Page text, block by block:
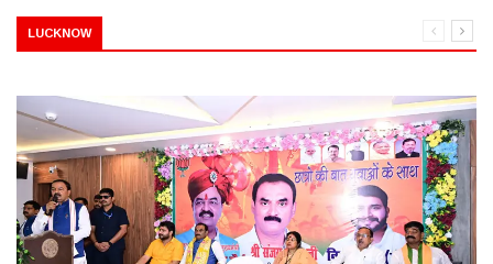
LUCKNOW